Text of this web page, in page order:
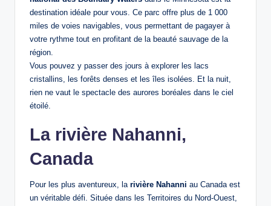
destination idéale pour vous. Ce parc offre plus de 1 000
miles de voies navigables, vous permettant de pagayer à
votre rythme tout en profitant de la beauté sauvage de la
région.
Vous pouvez y passer des jours à explorer les lacs
cristallins, les forêts denses et les îles isolées. Et la nuit,
rien ne vaut le spectacle des aurores boréales dans le ciel
étoilé.
La rivière Nahanni,
Canada
Pour les plus aventureux, la rivière Nahanni au Canada est
un véritable défi. Située dans les Territoires du Nord-Ouest,